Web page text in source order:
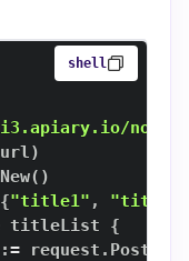
shell
notes"
)
( )
{"title1" , "title2"
titleList {
= request.Post